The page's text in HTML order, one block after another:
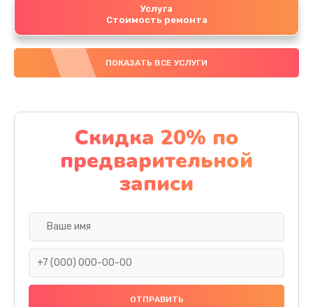
Услуга
Стоимость ремонта
ПОКАЗАТЬ ВСЕ УСЛУГИ
Скидка 20% по
предварительной
записи